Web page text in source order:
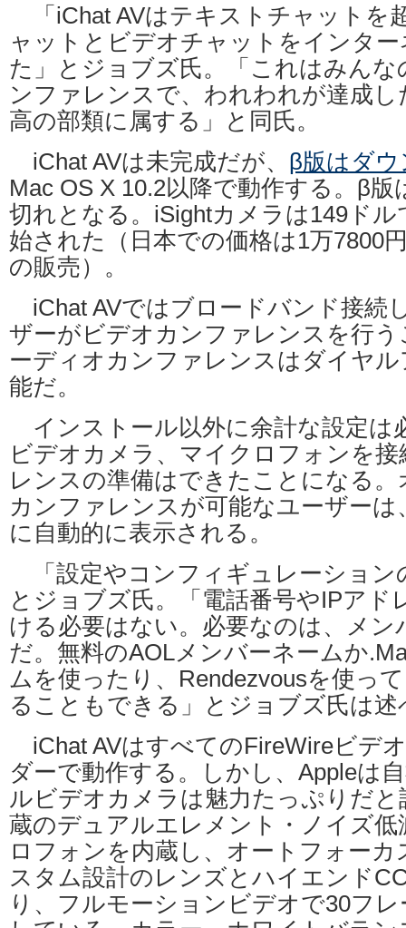
「iChat AVはテキストチャットを
ャットとビデオチャットをインタ
た」とジョブズ氏。「これはみん
ンファレンスで、われわれが達成
高の部類に属する」と同氏。
iChat AVは未完成だが、 β版はダ
Mac OS X 10.2以降で動作する。β版
切れとなる。iSightカメラは149ドル
始された（日本での価格は1万7800
の販売）。
iChat AVではブロードバンド接続
ザーがビデオカンファレンスを行
ーディオカンファレンスはダイヤ
能だ。
インストール以外に余計な設定は
ビデオカメラ、マイクロフォンを
レンスの準備はできたことになる
カンファレンスが可能なユーザー
に自動的に表示される。
「設定やコンフィギュレーション
とジョブズ氏。「電話番号やIPアド
ける必要はない。必要なのは、メン
だ。無料のAOLメンバーネームか
ムを使ったり、Rendezvousを使っ
ることもできる」とジョブズ氏は述
iChat AVはすべてのFireWireビデ
ダーで動作する。しかし、Appleは
ルビデオカメラは魅力たっぷりだと
蔵のデュアルエレメント・ノイズ低
ロフォンを内蔵し、オートフォー
スタム設計のレンズとハイエンド
り、フルモーションビデオで30フ